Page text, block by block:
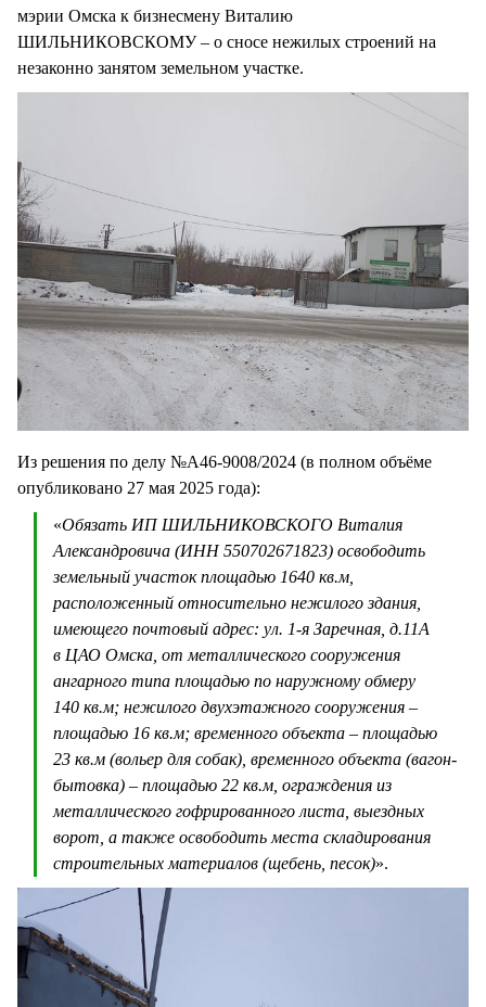
мэрии Омска к бизнесмену Виталию
ШИЛЬНИКОВСКОМУ – о сносе нежилых строений на
незаконно занятом земельном участке.
Из решения по делу №А46-9008/2024 (в полном объёме
опубликовано 27 мая 2025 года):
«Обязать ИП ШИЛЬНИКОВСКОГО Виталия
Александровича (ИНН 550702671823) освободить
земельный участок площадью 1640 кв.м,
расположенный относительно нежилого здания,
имеющего почтовый адрес: ул. 1-я Заречная, д.11А
в ЦАО Омска, от металлического сооружения
ангарного типа площадью по наружному обмеру
140 кв.м; нежилого двухэтажного сооружения –
площадью 16 кв.м; временного объекта – площадью
23 кв.м (вольер для собак), временного объекта (вагон-
бытовка) – площадью 22 кв.м, ограждения из
металлического гофрированного листа, выездных
ворот, а также освободить места складирования
строительных материалов (щебень, песок)».